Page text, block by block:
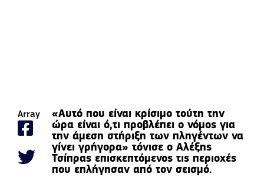
Array
«Αυτό που είναι κρίσιμο τούτη την
ώρα είναι ό,τι προβλέπει ο νόμος για
την άμεση στήριξη των πληγέντων να
γίνει γρήγορα» τόνισε ο Αλέξης
Τσίπρας επισκεπτόμενος τις περιοχές
που επλήγησαν από τον σεισμό.